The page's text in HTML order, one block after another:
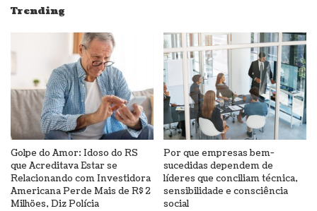
Trending
Golpe do Amor: Idoso do RS
que Acreditava Estar se
Relacionando com Investidora
Americana Perde Mais de R$ 2
Milhões, Diz Polícia
Por que empresas bem-
sucedidas dependem de
líderes que conciliam técnica,
sensibilidade e consciência
social